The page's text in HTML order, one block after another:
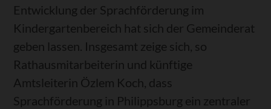
Entwicklung der Sprachförderung im
Kindergartenbereich hat sich der Gemeinderat
geben lassen. Insgesamt zeige sich, so
Rathausmitarbeiterin und künftige
Amtsleiterin Özlem Koch, dass
Sprachförderung in Philippsburg ein zentraler